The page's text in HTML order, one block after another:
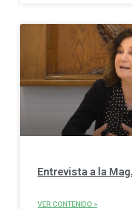
Entrevista a la
VER CONTENIDO »